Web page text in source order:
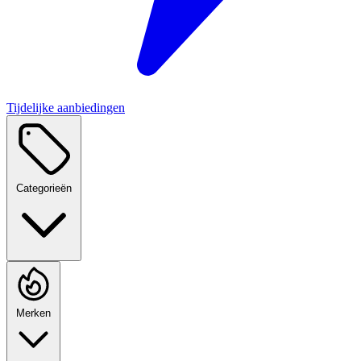
Tijdelijke aanbiedingen
Categorieën
Merken